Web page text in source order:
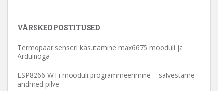
VÄRSKED POSTITUSED
Termopaar sensori kasutamine max6675 mooduli ja
Arduinoga
ESP8266 WiFi mooduli programmeerimine – salvestame
andmed pilve